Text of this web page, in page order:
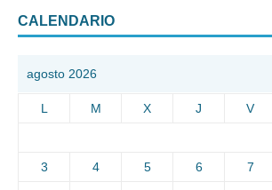
CALENDARIO
agosto 2026
L M X J V
3 4 5 6 7